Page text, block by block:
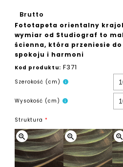
Brutto
Fototapeta orientalny
wymiar od Studiograf to
ścienna, która przeniesie
spokoju i harmoni
Kod produktu: F371
Szerokość (cm) info
Wysokość (cm) info
Struktura *
zoom_in zoom_in zoom_in